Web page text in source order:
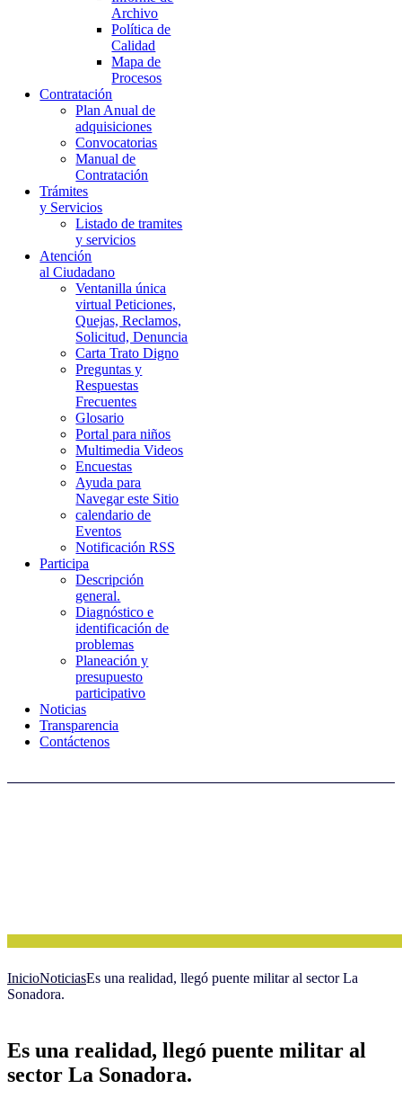
Archivo
Política de
Calidad
Mapa de
Procesos
Contratación
Plan Anual de
adquisiciones
Convocatorias
Manual de
Contratación
Trámites
y Servicios
Listado de tramites
y servicios
Atención
al Ciudadano
Ventanilla única
virtual Peticiones,
Quejas, Reclamos,
Solicitud, Denuncia
Carta Trato Digno
Preguntas y
Respuestas
Frecuentes
Glosario
Portal para niños
Multimedia Videos
Encuestas
Ayuda para
Navegar este Sitio
calendario de
Eventos
Notificación RSS
Participa
Descripción
general.
Diagnóstico e
identificación de
problemas
Planeación y
presupuesto
participativo
Noticias
Transparencia
Contáctenos
InicioNoticiasEs una realidad, llegó puente militar al sector La
Sonadora.
Es una realidad, llegó puente militar al
sector La Sonadora.